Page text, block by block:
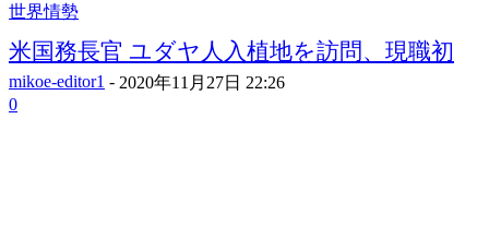
世界情勢
米国務長官 ユダヤ人入植地を訪問、現職初
mikoe-editor1 - 2020年11月27日 22:26
0